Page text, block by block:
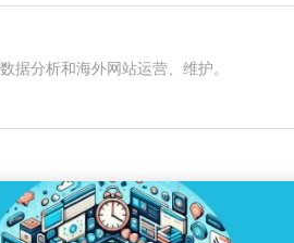
据分析和海外网站运营、维护。